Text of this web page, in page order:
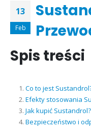
13
Feb
Spis treści
Co to jest
Efekty stosowania
Jak kupić Sustandrol?
Bezpieczeństwo i